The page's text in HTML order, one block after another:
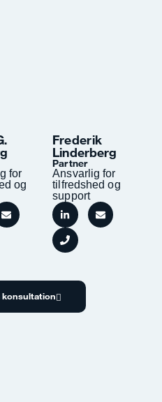
for
og
Frederik
Linderberg
Partner
Ansvarlig for
tilfredshed og
support
konsultation